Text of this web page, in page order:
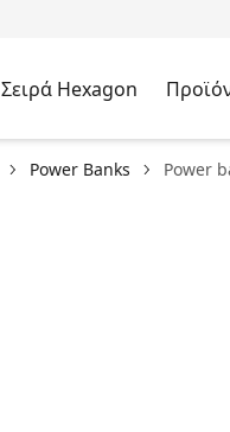
Σειρά Hexagon
Power Banks Power